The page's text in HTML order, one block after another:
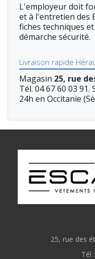
L'employeur doit
et à l'entretien des
fiches techniques
démarche sécurité.
Livraison rapide
Magasin 25, rue
Tél. 04 67 60 03
24h en Occitanie
25, rue des
Tél :